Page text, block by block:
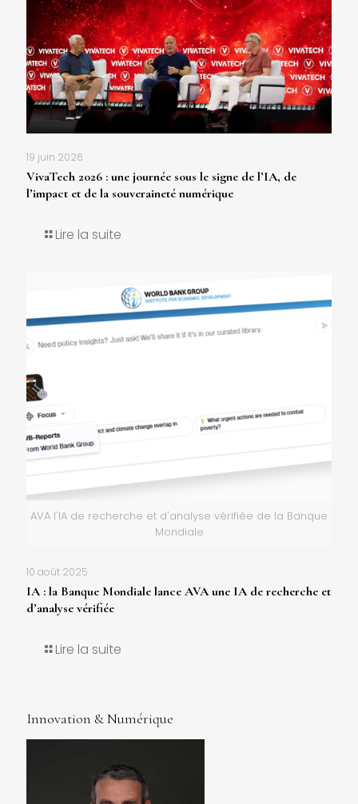
19 juin 2026
VivaTech 2026 : une journée sous le signe de l’IA, de
l’impact et de la souveraineté numérique
Lire la suite
AVA l'IA de recherche et d'analyse vérifiée de la Banque
Mondiale
10 août 2025
IA : la Banque Mondiale lance AVA une IA de recherche et
d’analyse vérifiée
Lire la suite
Innovation & Numérique